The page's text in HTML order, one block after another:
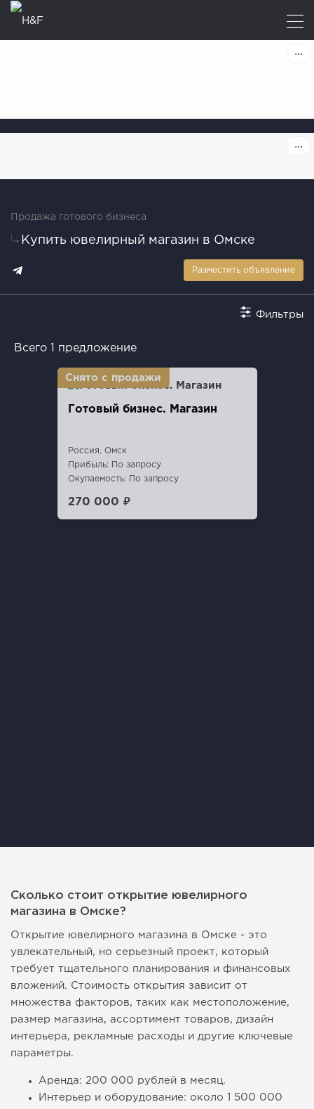
Продажа готового бизнеса
Купить ювелирный магазин в Омске
Разместить объявление
Фильтры
Всего 1 предложение
Готовый бизнес. Магазин
Россия, Омск
Прибыль: По запросу
Окупаемость: По запросу
270 000 ₽
Сколько стоит открытие ювелирного
магазина в Омске?
Открытие ювелирного магазина в Омске - это
увлекательный, но серьезный проект, который
требует тщательного планирования и финансовых
вложений. Стоимость открытия зависит от
множества факторов, таких как местоположение,
размер магазина, ассортимент товаров, дизайн
интерьера, рекламные расходы и другие ключевые
параметры.
Аренда: 200 000 рублей в месяц.
Интерьер и оборудование: около 1 500 000